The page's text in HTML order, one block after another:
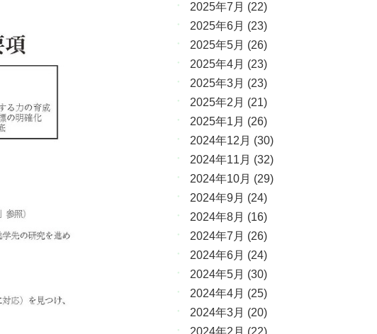
2025年7月 (22)
2025年6月 (23)
2025年5月 (26)
2025年4月 (23)
2025年3月 (23)
2025年2月 (21)
2025年1月 (26)
2024年12月 (30)
2024年11月 (32)
2024年10月 (29)
2024年9月 (24)
2024年8月 (16)
2024年7月 (26)
2024年6月 (24)
2024年5月 (30)
2024年4月 (25)
2024年3月 (20)
2024年2月 (22)